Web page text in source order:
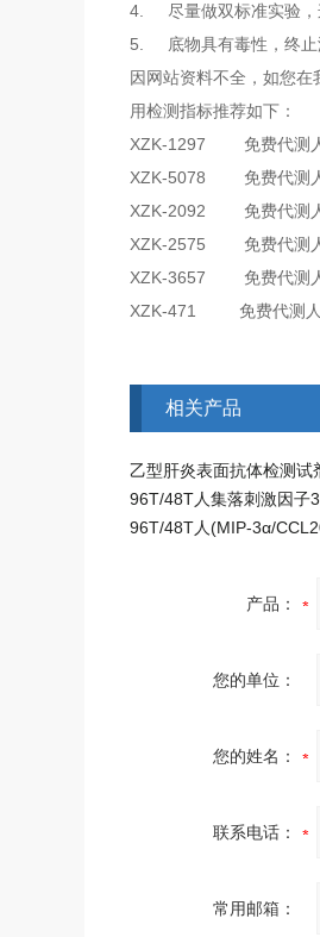
4. 尽量做双标准实验，
5. 底物具有毒性，终止
因网站资料不全，如您
用检测指标推荐如下：
XZK-1297 免费代测人
XZK-5078 免费代测人
XZK-2092 免费代测人
XZK-2575 免费代测人
XZK-3657 免费代测人
XZK-471 免费代测人
相关产品
产品：
您的单位：
您的姓名：
联系电话：
常用邮箱：